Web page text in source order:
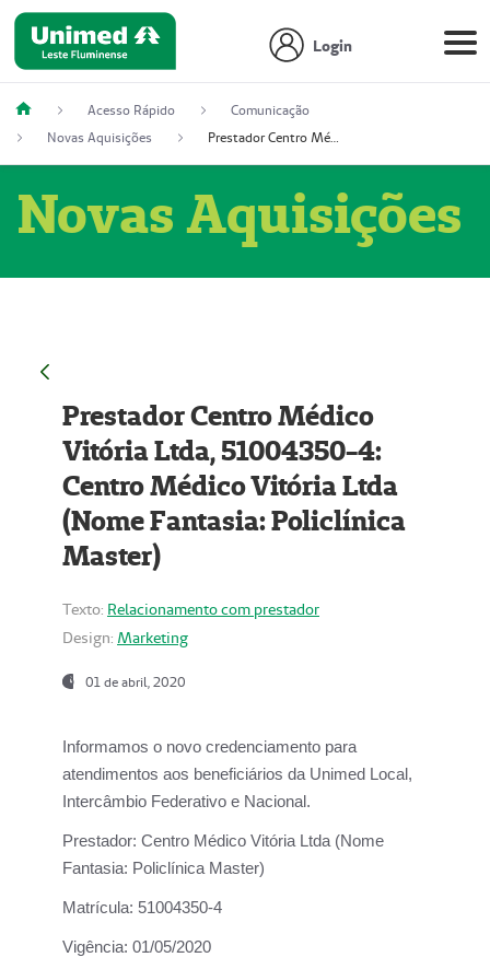
Login
Acesso Rápido
Comunicação
Novas Aquisições
Prestador Centro Médico Vitória Ltda, 51004350-4: Centro Médico Vitória Ltda (Nome Fantasia: Policlínica Master)
Novas Aquisições
Prestador Centro Médico
Vitória Ltda, 51004350-4:
Centro Médico Vitória Ltda
(Nome Fantasia: Policlínica
Master)
Texto: Relacionamento com prestador
Design: Marketing
01 de abril, 2020
Informamos o novo credenciamento para
atendimentos aos beneficiários da Unimed Local,
Intercâmbio Federativo e Nacional.
Prestador: Centro Médico Vitória Ltda (Nome
Fantasia: Policlínica Master)
Matrícula: 51004350-4
Vigência: 01/05/2020